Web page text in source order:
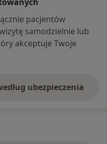
pacjentów
samodzielnie lub
akceptuje Twoje
ubezpieczenia